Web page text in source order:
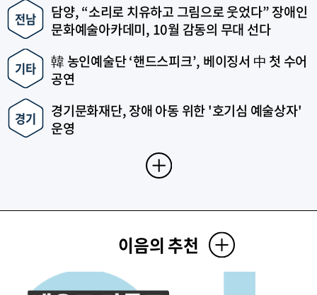
전남
담양, “소리로 치유하고 그림으로 웃었다” 장애인
문화예술아카데미, 10월 감동의 무대 선다
기타
韓 농인예술단 ‘핸드스피크’, 베이징서 中 첫 수어
공연
경기
경기문화재단, 장애 아동 위한 '호기심 예술상자'
운영
이음의 추천